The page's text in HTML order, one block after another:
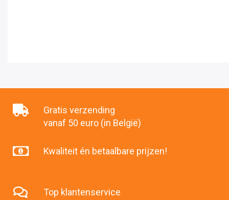
Gratis verzending
vanaf 50 euro (in België)
Kwaliteit én betaalbare prijzen!
Top klantenservice